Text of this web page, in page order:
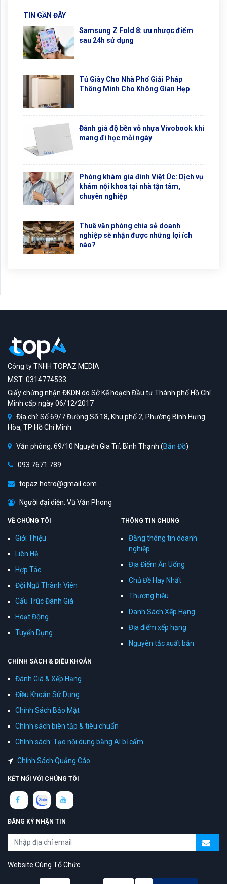
TIN GẦN ĐÂY
Samsung Z Fold 8: ưu nhược điểm
sau 24h sử dụng
Tủ Giày Cho Nhà Phố Giải Pháp
Thông Minh Cho Không Gian Hẹp
Đánh giá độ bền vỏ nhựa Vivobook khi
mang đi học mỗi ngày
Phòng khám gia đình Việt Úc: Dịch vụ
khám nội khoa tại nhà tận tâm,
chuyên nghiệp
Thuê văn phòng chia sẻ doanh
nghiệp sẽ nhận được những lợi ích
nào?
Công ty TNHH TOPAZ MEDIA
MST: 0314774533
Giấy chứng nhận ĐKDN do Sở Kế hoạch Đầu tư Thành phố Hồ Chí
Minh cấp ngày 06/12/2017
Địa chỉ: Số 69/7 Đường Số 18, Khu phố 2, Phường Bình Hưng
Hòa, TP Hồ Chí Minh
Văn phòng: 69/10 Nguyễn Gia Trí, Bình Thạnh (Bản Đồ)
093 7671 789
topaz.hotro@gmail.com
Người đại diện: Vũ Văn Phong
VỀ CHÚNG TÔI
Giới Thiệu
Liên Hệ
Hợp Tác
Đội Ngũ Thành Viên
Cấu Trúc Đánh Giá
Hoạt Động
Tuyển Dụng
THÔNG TIN CHUNG
Đăng thông tin doanh
nghiệp
Địa Điểm Ăn Uống
Chủ Đề Hay Nhất
Thương hiệu
Danh Sách Xếp Hạng
Địa điểm xếp hạng
Nguyên tắc xuất bản
CHÍNH SÁCH & ĐIỀU KHOẢN
Đánh Giá & Xếp Hạng
Điều Khoản Sử Dụng
Chính Sách Bảo Mật
Chính sách biên tập & tiêu chuẩn
Chính sách: Tạo nội dung bằng AI bị cấm
Chính Sách Quảng Cáo
KẾT NỐI VỚI CHÚNG TÔI
ĐĂNG KÝ NHẬN TIN
Website Cùng Tổ Chức